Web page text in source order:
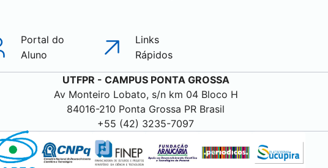
Portal do
Aluno
Links
Rápidos
UTFPR - CAMPUS PONTA GROSSA
Av Monteiro Lobato, s/n km 04 Bloco H
84016-210 Ponta Grossa PR Brasil
+55 (42) 3235-7097